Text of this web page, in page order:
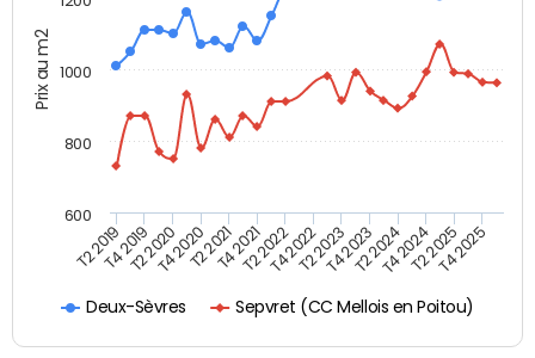
Prix au m2
Deux-Sèvres Sepvret (CC Mellois en Poitou)
T2 2019T4 2019T2 2020T4 2020T2 2021T4 2021T2 2022T4 2022T2 2023T4 2023T2 2024T4 2024T2 2025T4 2025
600
800
1000